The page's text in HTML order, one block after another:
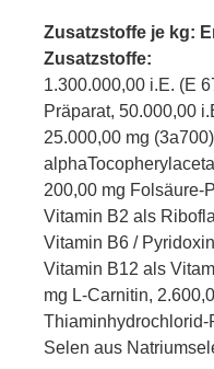
Zusatzstoffe je kg:
Zusatzstoffe:
1.300.000,00 i.E. (E
Präparat, 50.000,00
25.000,00 mg
200,00 mg Folsäure-
Vitamin B2 als
Vitamin B6 /
Vitamin B12 als
mg L-Carnitin,
Thiaminhydrochlorid-
Selen aus